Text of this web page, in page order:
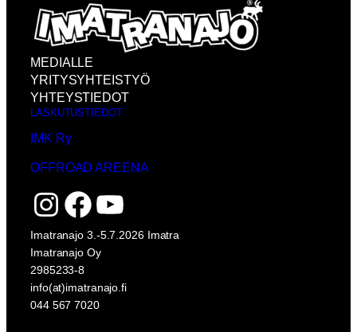
MEDIALLE
YRITYSYHTEISTYÖ
YHTEYSTIEDOT
LASKUTUSTIEDOT
IMK Ry
OFFROAD AREENA
InstagramFacebook YouTube
Imatranajo 3.-5.7.2026 Imatra
Imatranajo Oy
2985233-8
info(at)imatranajo.fi
044 567 7020